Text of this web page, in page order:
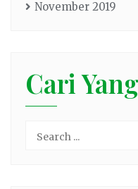
November 2019
Cari